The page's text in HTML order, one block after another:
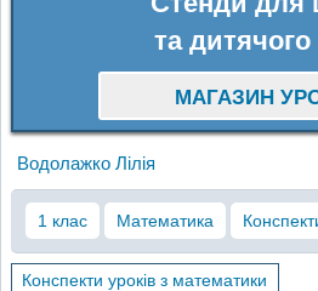
та дитячого
МАГАЗИН
Водолажко Лілія
1 клас Математика
Конспекти уроків з математики